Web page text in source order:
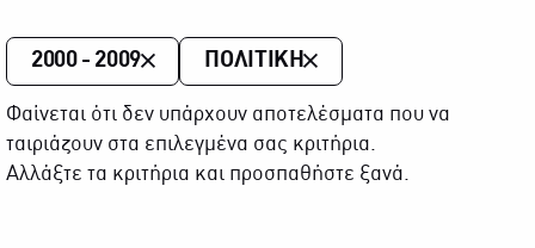
2000 - 2009 ΠΟΛΙΤΙΚΗ
Φαίνεται ότι δεν υπάρχουν αποτελέσματα που να
ταιριάζουν στα επιλεγμένα σας κριτήρια.
Αλλάξτε τα κριτήρια και προσπαθήστε ξανά.